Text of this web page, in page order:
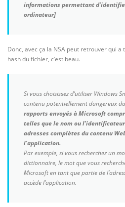
informations permettant
ordinateur]
Donc, avec ça la NSA peut retrouver qui a
hash du fichier, c’est beau.
Si vous choisissez d’utiliser Windows
contenu potentiellement dangereux
rapports envoyés à Microsoft
telles que le nom ou
adresses complètes du contenu
l’application.
Par exemple, si vous recherchez un
dictionnaire, le mot que vous
Microsoft en tant que partie de
accède l’application.